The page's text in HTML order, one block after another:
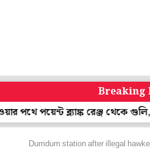
Breaking
পয়েন্ট ব্ল্যাঙ্ক রেঞ্জ থেকে গুলি,
Dumdum station after illegal